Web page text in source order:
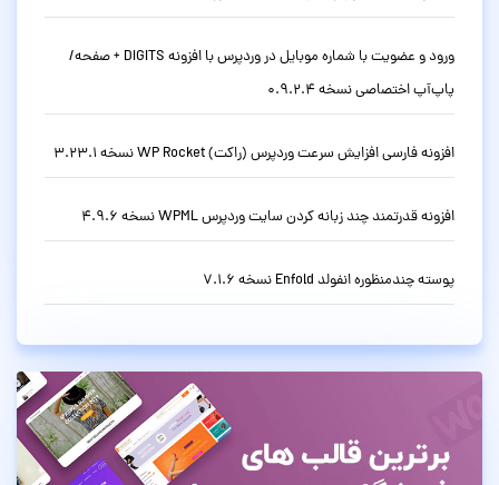
ورود و عضویت با شماره موبایل در وردپرس با افزونه DIGITS + صفحه/
پاپ‌آپ اختصاصی نسخه 0.9.2.4
افزونه فارسی افزایش سرعت وردپرس (راکت) WP Rocket نسخه 3.23.1
افزونه قدرتمند چند زبانه کردن سایت وردپرس WPML نسخه 4.9.6
پوسته چندمنظوره انفولد Enfold نسخه 7.1.6